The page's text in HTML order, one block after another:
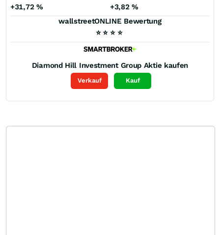
+31,72 % +3,82%
wallstreetONLINE Bewertung
⭐ ⭐ ⭐ ⭐
Diamond Hill Investment Group Aktie kaufen
Verkauf Kauf